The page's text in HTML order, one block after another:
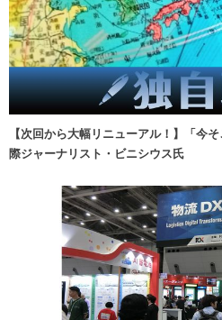
【次回から大幅リニューアル！】「今
際ジャーナリスト・ビニシウス氏